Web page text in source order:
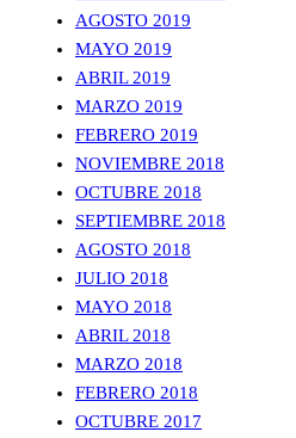
AGOSTO 2019
MAYO 2019
ABRIL 2019
MARZO 2019
FEBRERO 2019
NOVIEMBRE 2018
OCTUBRE 2018
SEPTIEMBRE 2018
AGOSTO 2018
JULIO 2018
MAYO 2018
ABRIL 2018
MARZO 2018
FEBRERO 2018
OCTUBRE 2017